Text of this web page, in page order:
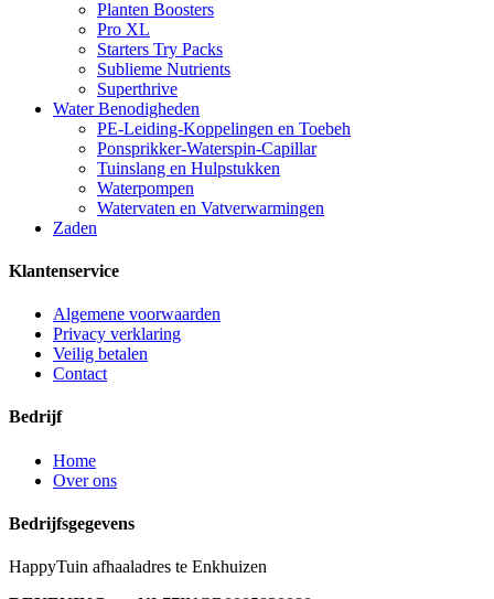
Planten Boosters
Pro XL
Starters Try Packs
Sublieme Nutrients
Superthrive
Water Benodigheden
PE-Leiding-Koppelingen en Toebeh
Ponsprikker-Waterspin-Capillar
Tuinslang en Hulpstukken
Waterpompen
Watervaten en Vatverwarmingen
Zaden
Klantenservice
Algemene voorwaarden
Privacy verklaring
Veilig betalen
Contact
Bedrijf
Home
Over ons
Bedrijfsgegevens
HappyTuin afhaaladres te Enkhuizen